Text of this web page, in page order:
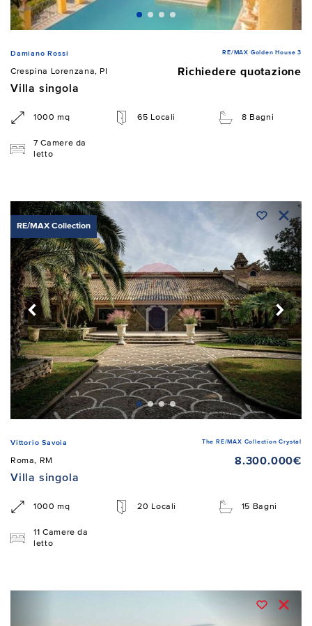
Damiano Rossi RE/MAX Golden House 3
Crespina Lorenzana, PI
Richiedere quotazione
Villa singola
1000 mq 65 Locali 8 Bagni
7 Camere da
letto
RE/MAX Collection
Vittorio Savoia The RE/MAX Collection Crystal
Roma, RM
8.300.000€
Villa singola
1000 mq 20 Locali 15 Bagni
11 Camere da
letto